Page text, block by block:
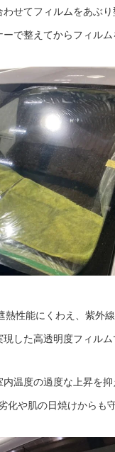
せてフィルムをあぶり
で整えてからフィルム
性能にくわえ、紫外線
した高透明度フィルム
温度の過度な上昇を抑
化や肌の日焼けからも守